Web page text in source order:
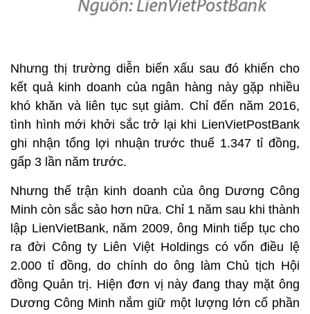
Nhưng thị trường diễn biến xấu sau đó khiến cho
kết quả kinh doanh của ngân hàng này gặp nhiều
khó khăn và liên tục sụt giảm. Chỉ đến năm 2016,
tình hình mới khởi sắc trở lại khi LienVietPostBank
ghi nhận tổng lợi nhuận trước thuế 1.347 tỉ đồng,
gấp 3 lần năm trước.
Nhưng thế trận kinh doanh của ông Dương Công
Minh còn sắc sảo hơn nữa. Chỉ 1 năm sau khi thành
lập LienVietBank, năm 2009, ông Minh tiếp tục cho
ra đời Công ty Liên Việt Holdings có vốn điều lệ
2.000 tỉ đồng, do chính do ông làm Chủ tịch Hội
đồng Quản trị. Hiện đơn vị này đang thay mặt ông
Dương Công Minh nắm giữ một lượng lớn cổ phần